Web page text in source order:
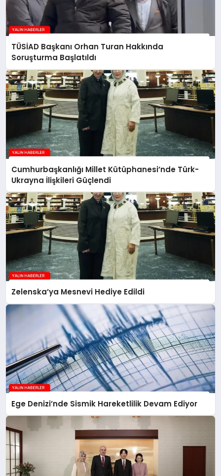
TÜSİAD Başkanı Orhan Turan Hakkında
Soruşturma Başlatıldı
Cumhurbaşkanlığı Millet Kütüphanesi’nde Türk-
Ukrayna İlişkileri Güçlendi
Zelenska’ya Mesnevi Hediye Edildi
Ege Denizi’nde Sismik Hareketlilik Devam Ediyor